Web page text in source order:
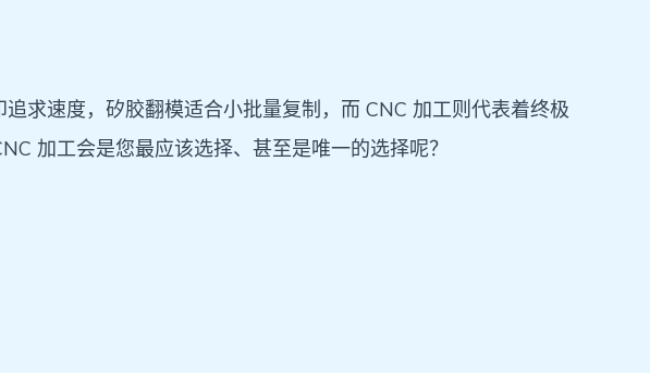
求速度，矽胶翻模适合小批量复制，而 CNC 加工则代表着终极
加工会是您最应该选择、甚至是唯一的选择呢？